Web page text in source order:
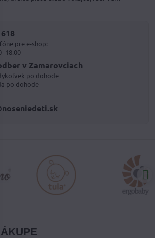
pre e-shop:
-18.00
v Zamarovciach
po dohode
po dohode